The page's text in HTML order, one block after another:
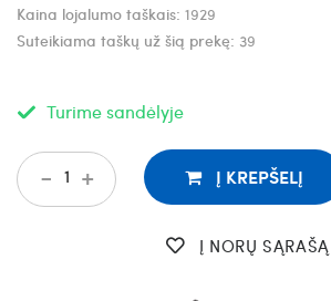
Kaina lojalumo taškais: 1929
Suteikiama taškų už šią prekę: 39
Turime sandėlyje
+
- Į KREPŠELĮ
Į NORŲ SĄRAŠĄ